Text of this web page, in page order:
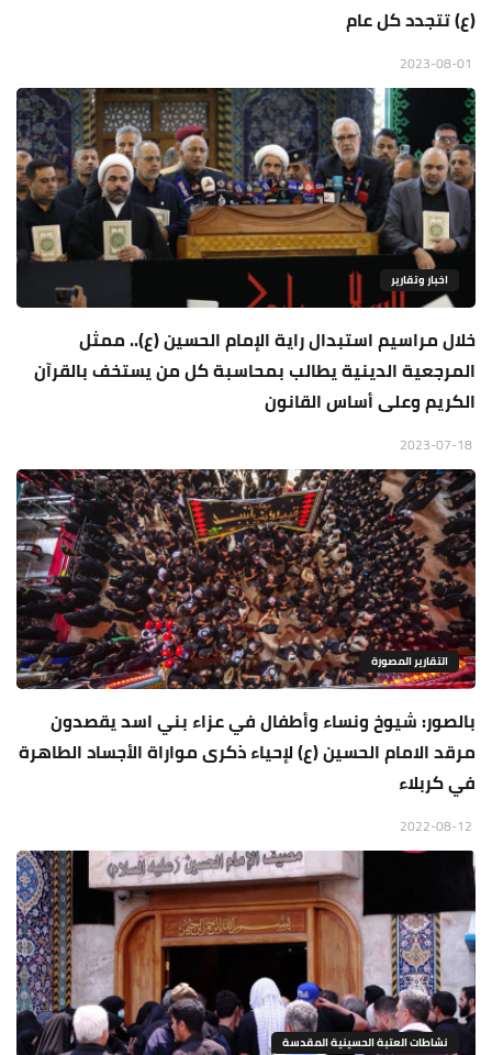
(ع) تتجدد كل عام
اخبار وتقارير
خلال مراسيم استبدال راية الإمام الحسين (ع).. ممثل
المرجعية الدينية يطالب بمحاسبة كل من يستخف بالقرآن
الكريم وعلى أساس القانون
التقارير المصورة
بالصور: شيوخ ونساء وأطفال في عزاء بني اسد يقصدون
مرقد الامام الحسين (ع) لإحياء ذكرى مواراة الأجساد الطاهرة
في كربلاء
نشاطات العتبة الحسينية المقدسة